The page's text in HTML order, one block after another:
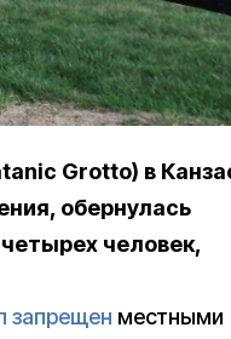
Grotto) в
обернулась
человек,
запрещен местными